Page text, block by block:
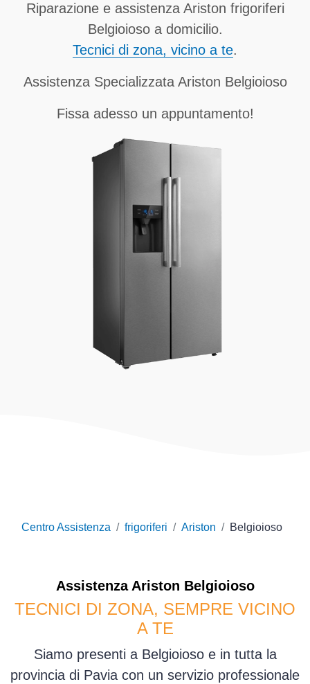
Riparazione e assistenza Ariston frigoriferi
Belgioioso a domicilio.
Tecnici di zona, vicino a te.
Assistenza Specializzata Ariston Belgioioso
Fissa adesso un appuntamento!
Centro Assistenza frigoriferi Ariston Belgioioso
Assistenza Ariston Belgioioso
TECNICI DI ZONA, SEMPRE VICINO
A TE
Siamo presenti a Belgioioso e in tutta la
provincia di Pavia con un servizio professionale